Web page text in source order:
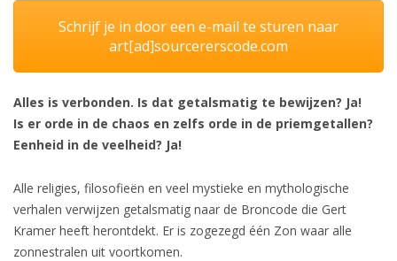
Schrijf je in door een e-mail te sturen naar
art[ad]sourcererscode.com
Alles is verbonden. Is dat getalsmatig te bewijzen? Ja!
Is er orde in de chaos en zelfs orde in de priemgetallen?
Eenheid in de veelheid? Ja!
Alle religies, filosofieën en veel mystieke en mythologische
verhalen verwijzen getalsmatig naar de Broncode die Gert
Kramer heeft herontdekt. Er is zogezegd één Zon waar alle
zonnestralen uit voortkomen.